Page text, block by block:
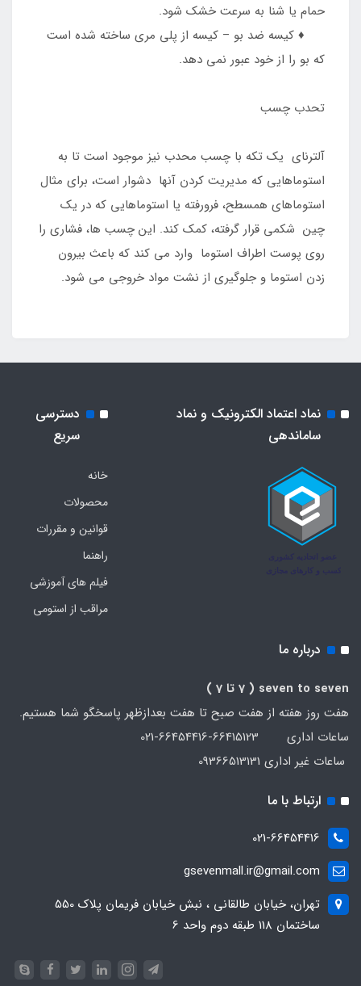
حمام یا شنا به سرعت خشک شود.
♦️ کیسه ضد بو – کیسه از پلی مری ساخته شده است
که بو را از خود عبور نمی دهد.
تحدب چسب
آلترنای یک تکه با چسب محدب نیز موجود است تا به
استوماهایی که مدیریت کردن آنها دشوار است، برای مثال
استوماهای همسطح، فرورفته یا استوماهایی که در یک
چین شکمی قرار گرفته، کمک کند. این چسب ها، فشاری را
روی پوست اطراف استوما وارد می کند که باعث بیرون
زدن استوما و جلوگیری از نشت مواد خروجی می شود.
نماد اعتماد الکترونیک و نماد
ساماندهی
دسترسی
سریع
خانه
محصولات
قوانین و مقررات
راهنما
فیلم های آموزشی
مراقب از استومی
درباره ما
seven to seven ( 7 تا 7 )
هفت روز هفته از هفت صبح تا هفت بعدازظهر پاسخگو شما هستیم.
ساعات اداری 66415123-66454416-021
ساعات غیر اداری 09366513131
ارتباط با ما
021-66454416
gsevenmall.ir@gmail.com
تهران، خیابان طالقانی ، نبش خیابان فریمان پلاک 550
ساختمان 118 طبقه دوم واحد 6